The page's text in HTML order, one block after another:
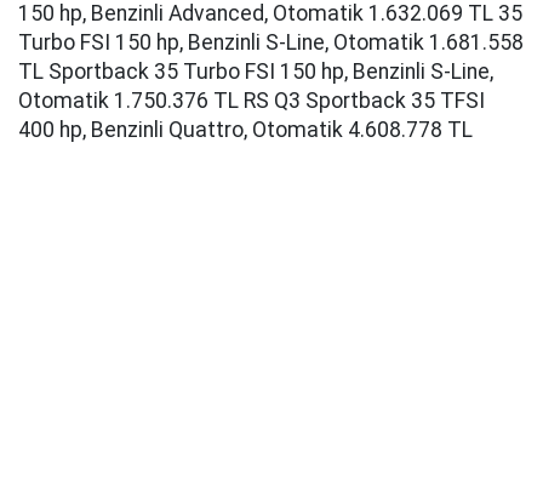
150 hp, Benzinli Advanced, Otomatik 1.632.069 TL 35
Turbo FSI 150 hp, Benzinli S-Line, Otomatik 1.681.558
TL Sportback 35 Turbo FSI 150 hp, Benzinli S-Line,
Otomatik 1.750.376 TL RS Q3 Sportback 35 TFSI
400 hp, Benzinli Quattro, Otomatik 4.608.778 TL